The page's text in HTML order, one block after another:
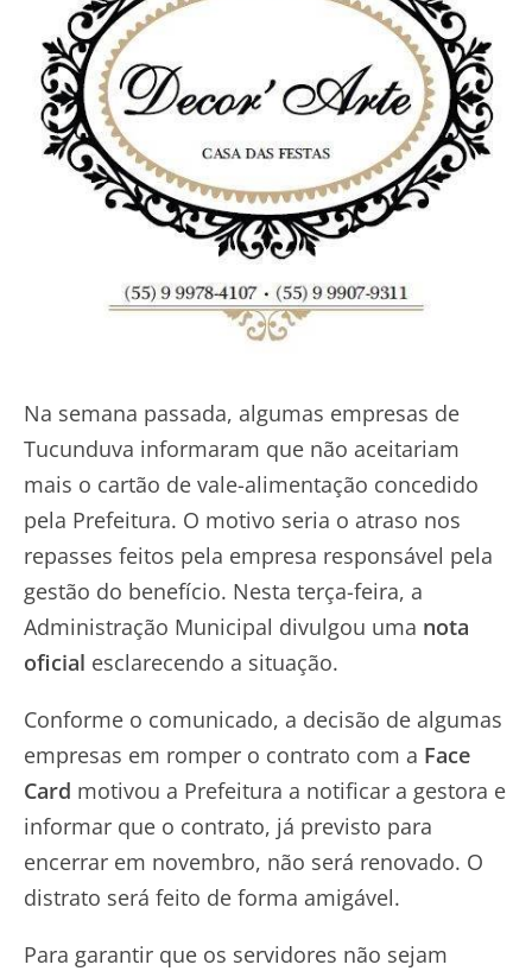
Na semana passada, algumas empresas de
Tucunduva informaram que não aceitariam
mais o cartão de vale-alimentação concedido
pela Prefeitura. O motivo seria o atraso nos
repasses feitos pela empresa responsável pela
gestão do benefício. Nesta terça-feira, a
Administração Municipal divulgou uma nota
oficial esclarecendo a situação.
Conforme o comunicado, a decisão de algumas
empresas em romper o contrato com a Face
Card motivou a Prefeitura a notificar a gestora e
informar que o contrato, já previsto para
encerrar em novembro, não será renovado. O
distrato será feito de forma amigável.
Para garantir que os servidores não sejam